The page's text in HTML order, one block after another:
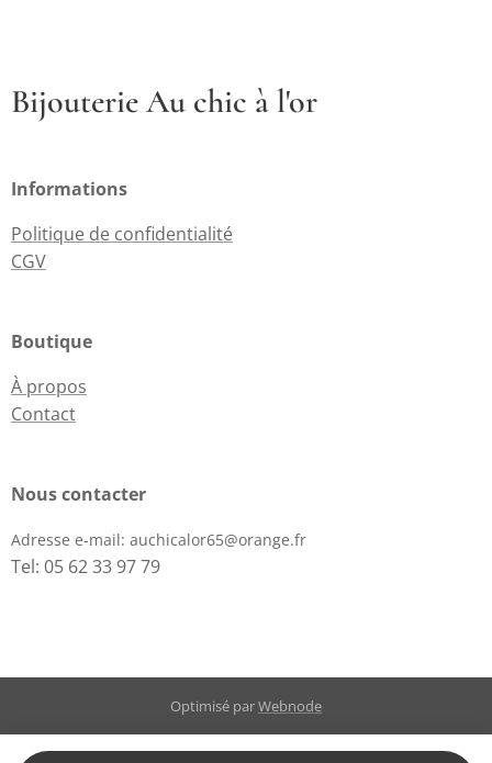
Bijouterie Au chic à l'or
Informations
Politique de confidentialité
CGV
Boutique
À propos
Contact
Nous contacter
Adresse e-mail: auchicalor65@orange.fr
Tel: 05 62 33 97 79
Optimisé parWebnode